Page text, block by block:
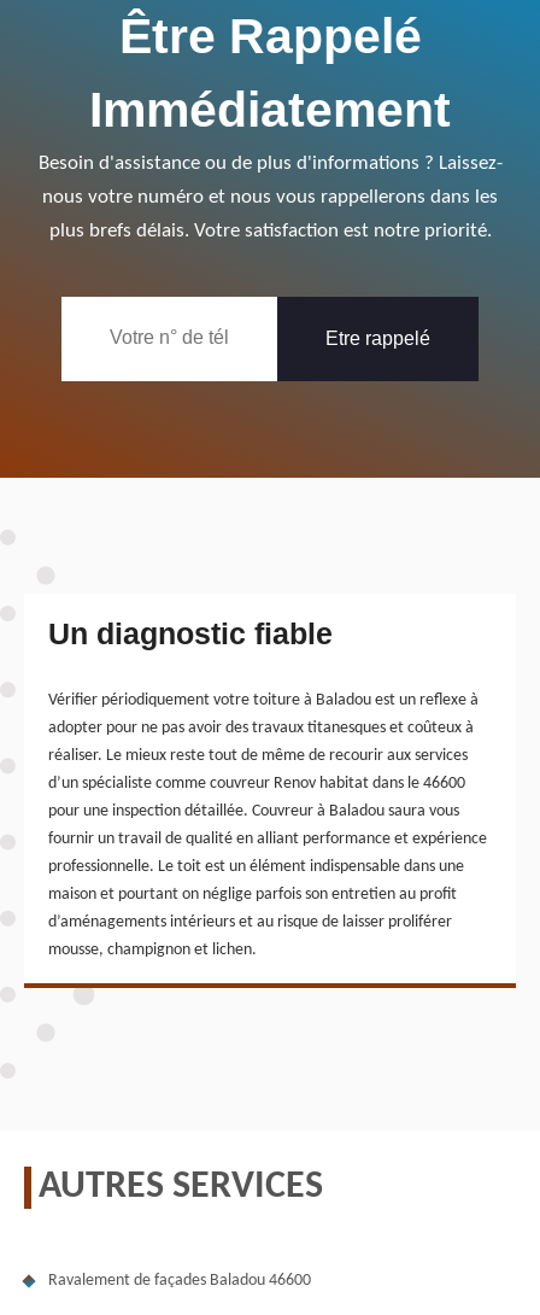
Être Rappelé
Immédiatement
Besoin d'assistance ou de plus d'informations ? Laissez-
nous votre numéro et nous vous rappellerons dans les
plus brefs délais. Votre satisfaction est notre priorité.
Un diagnostic fiable
Vérifier périodiquement votre toiture à Baladou est un reflexe à
adopter pour ne pas avoir des travaux titanesques et coûteux à
réaliser. Le mieux reste tout de même de recourir aux services
d’un spécialiste comme couvreur Renov habitat dans le 46600
pour une inspection détaillée. Couvreur à Baladou saura vous
fournir un travail de qualité en alliant performance et expérience
professionnelle. Le toit est un élément indispensable dans une
maison et pourtant on néglige parfois son entretien au profit
d’aménagements intérieurs et au risque de laisser proliférer
mousse, champignon et lichen.
AUTRES SERVICES
Ravalement de façades Baladou 46600